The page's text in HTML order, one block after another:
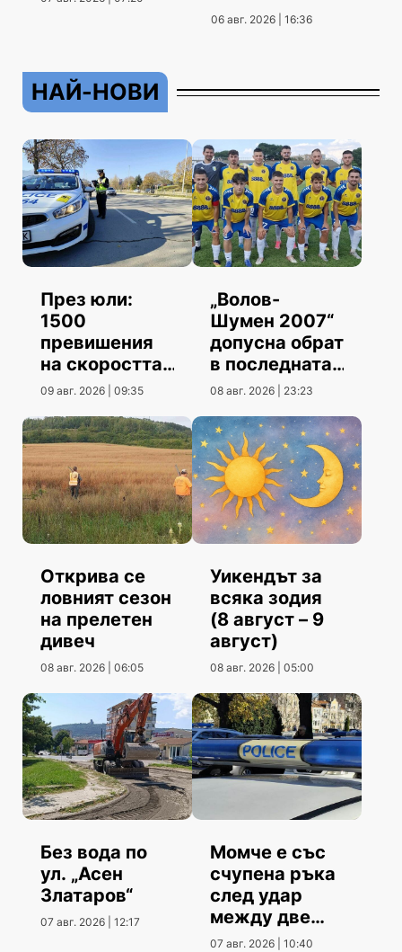
06 авг. 2026 | 16:36
НАЙ-НОВИ
През юли:
1500
превишения
на скоростта
повече от юни
09 авг. 2026 | 09:35
„Волов-
Шумен 2007“
допусна обрат
в последната
контрола
08 авг. 2026 | 23:23
Открива се
ловният сезон
на прелетен
дивеч
08 авг. 2026 | 06:05
Уикендът за
всяка зодия
(8 август – 9
август)
08 авг. 2026 | 05:00
Без вода по
ул. „Асен
Златаров“
07 авг. 2026 | 12:17
Момче е със
счупена ръка
след удар
между две
коли
07 авг. 2026 | 10:40